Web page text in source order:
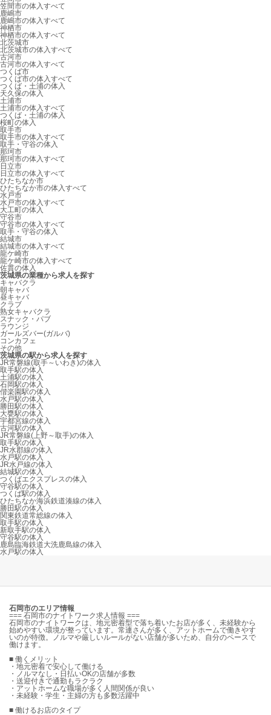
笠間市の体入すべて
鹿嶋市
鹿嶋市の体入すべて
神栖市
神栖市の体入すべて
北茨城市
北茨城市の体入すべて
古河市
古河市の体入すべて
つくば市
つくば市の体入すべて
つくば・土浦の体入
天久保の体入
土浦市
土浦市の体入すべて
つくば・土浦の体入
桜町の体入
取手市
取手市の体入すべて
取手・守谷の体入
那珂市
那珂市の体入すべて
日立市
日立市の体入すべて
ひたちなか市
ひたちなか市の体入すべて
水戸市
水戸市の体入すべて
大工町の体入
守谷市
守谷市の体入すべて
取手・守谷の体入
結城市
結城市の体入すべて
龍ケ崎市
龍ケ崎市の体入すべて
佐貫の体入
茨城県の業種から求人を探す
キャバクラ
朝キャバ
昼キャバ
クラブ
熟女キャバクラ
スナック・パブ
ラウンジ
ガールズバー(ガルバ)
コンカフェ
その他
茨城県の駅から求人を探す
JR常磐線(取手～いわき)の体入
取手駅の体入
土浦駅の体入
石岡駅の体入
偕楽園駅の体入
水戸駅の体入
勝田駅の体入
大甕駅の体入
宇都宮線の体入
古河駅の体入
JR常磐線(上野～取手)の体入
取手駅の体入
JR水郡線の体入
水戸駅の体入
JR水戸線の体入
結城駅の体入
つくばエクスプレスの体入
守谷駅の体入
つくば駅の体入
ひたちなか海浜鉄道湊線の体入
勝田駅の体入
関東鉄道常総線の体入
取手駅の体入
新取手駅の体入
守谷駅の体入
鹿島臨海鉄道大洗鹿島線の体入
水戸駅の体入
石岡市のエリア情報
=== 石岡市のナイトワーク求人情報 ===
石岡市のナイトワークは、地元密着型で落ち着いたお店が多く、未経験から
始めやすい環境が整っています。常連さんが多く、アットホームで働きやす
いのが特徴。ノルマや厳しいルールがない店舗が多いため、自分のペースで
働けます。
■ 働くメリット
・地元密着で安心して働ける
・ノルマなし・日払いOKの店舗が多数
・送迎付きで通勤もラクラク
・アットホームな職場が多く人間関係が良い
・未経験・学生・主婦の方も多数活躍中
■ 働けるお店のタイプ